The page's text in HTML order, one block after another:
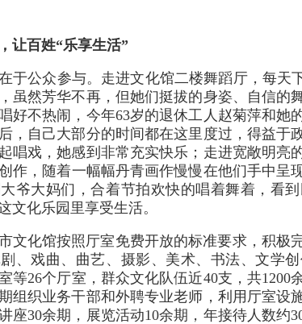
让百姓“乐享生活”
于公众参与。走进文化馆二楼舞蹈厅，每天
虽然芳华不再，但她们挺拔的身姿、自信的
好不热闹，今年63岁的退休工人赵菊萍和她
，自己大部分的时间都在这里度过，得益于
唱戏，她感到非常充实快乐；走进宽敞明亮
作，随着一幅幅丹青画作慢慢在他们手中
爷大妈们，合着节拍欢快的唱着舞着，看
文化乐园里享受生活。
文化馆按照厅室免费开放的标准要求，积极
、戏曲、曲艺、摄影、美术、书法、文学
等26个厅室，群众文化队伍近40支，共1200
组织业务干部和外聘专业老师，利用厅室设
座30余期，展览活动10余期，年接待人数约